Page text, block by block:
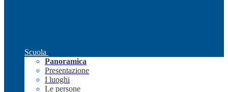
Scuola
Panoramica
Presentazione
I luoghi
Le persone